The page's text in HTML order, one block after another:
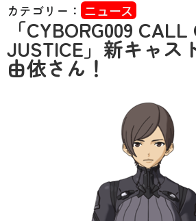
カテゴリー： ニュース
「CYBORG009 CALL
JUSTICE」新キャス
由依さん！